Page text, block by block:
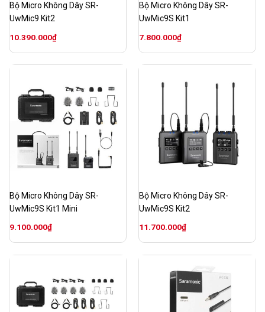
Bộ Micro Không Dây SR-
UwMic9 Kit2
10.390.000₫
Bộ Micro Không Dây SR-
UwMic9S Kit1
7.800.000₫
Bộ Micro Không Dây SR-
UwMic9S Kit1 Mini
9.100.000₫
Bộ Micro Không Dây SR-
UwMic9S Kit2
11.700.000₫